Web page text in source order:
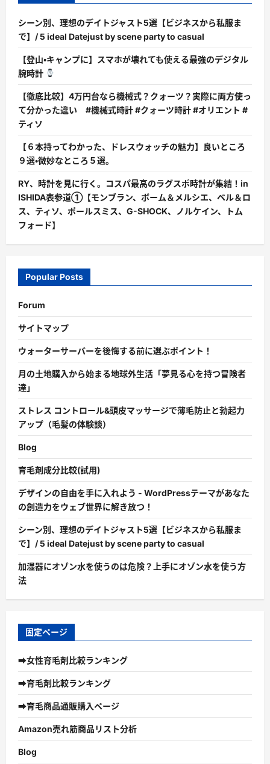
シーン別、理想のデイトジャスト5選【ビジネスから私服ま
で】/ 5 ideal Datejust by scene party to casual
【登山・キャンプに】スマホが壊れても使える最強のデジタル
腕時計
【徹底比較】4万円台なら機械式？クォーツ？実際に両方使っ
て分かった違い #機械式時計 #クォーツ時計 #オリエント #
ティソ
【６本持ってわかった、ドレスウォッチの魅力】良いところ
９選・微妙なところ５選。
RY、時計を見に行く。コスパ最高のラグスポ時計が集結！in
ISHIDA表参道①【モンブラン、ボーム＆メルシエ、ベル＆ロ
ス、ティソ、ポールスミス、G-SHOCK、ノルケイン、トム
フォード】
Popular Posts
Forum
サイトマップ
ウォーターサーバーを後悔する前に選ぶポイント！
月の土地購入から始まる地球外生活「夢見る心を持つ冒険者
達」
ストレス コントロール&頭皮マッサージで薄毛防止と勃起力
アップ（毛髪の体験談）
Blog
育毛剤成分比較(試用)
デザインの自由を手に入れよう - WordPressテーマがあなた
の創造力をウェブ世界に解き放つ！
シーン別、理想のデイトジャスト5選【ビジネスから私服ま
で】/ 5 ideal Datejust by scene party to casual
加湿器にオゾン水を使うのは危険？上手にオゾン水を使う方
法
固定ページ
➡女性育毛剤比較ランキング
➡育毛剤比較ランキング
➡育毛商品通販購入ページ
Amazon売れ筋商品リスト分析
Blog